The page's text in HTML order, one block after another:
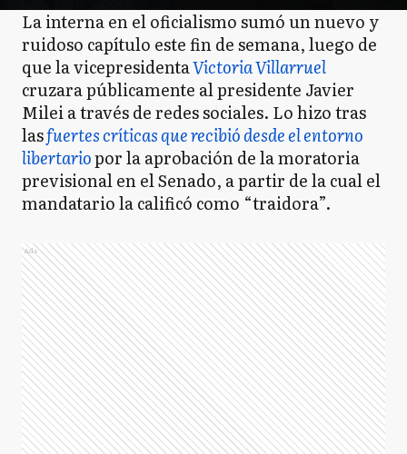
La interna en el oficialismo sumó un nuevo y
ruidoso capítulo este fin de semana, luego de
que la vicepresidentaVictoria Villarruel
cruzara públicamente al presidente Javier
Milei a través de redes sociales. Lo hizo tras
lasfuertes críticas que recibió desde el entorno
libertariopor la aprobación de la moratoria
previsional en el Senado, a partir de la cual el
mandatario la calificó como “traidora”.
Ads